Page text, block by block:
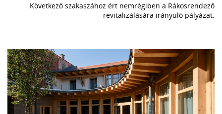
Következő szakaszához ért nemrégiben a Rákosrendező
revitalizálására irányuló pályázat.